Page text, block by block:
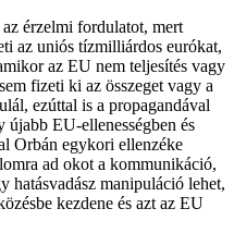
érzelmi fordulatot, mert
az uniós tízmilliárdos eurókat,
az EU nem teljesítés vagy
fizeti ki az összeget vagy a
ezúttal is a propagandával
EU-ellenességben és
Orbán egykori ellenzéke
ad okot a kommunikáció,
hatásvadász manipuláció lehet,
kezdene és azt az EU